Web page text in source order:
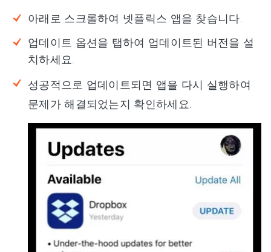
아래로 스크롤하여 넷플릭스 앱을 찾습니다.
업데이트 옵션을 탭하여 업데이트된 버전을 설
치하세요.
성공적으로 업데이트되면 앱을 다시 실행하여
문제가 해결되었는지 확인하세요.